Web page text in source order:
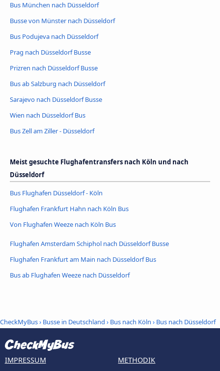
Bus München nach Düsseldorf
Busse von Münster nach Düsseldorf
Bus Podujeva nach Düsseldorf
Prag nach Düsseldorf Busse
Prizren nach Düsseldorf Busse
Bus ab Salzburg nach Düsseldorf
Sarajevo nach Düsseldorf Busse
Wien nach Düsseldorf Bus
Bus Zell am Ziller - Düsseldorf
Meist gesuchte Flughafentransfers nach Köln und nach
Düsseldorf
Bus Flughafen Düsseldorf - Köln
Flughafen Frankfurt Hahn nach Köln Bus
Von Flughafen Weeze nach Köln Bus
Flughafen Amsterdam Schiphol nach Düsseldorf Busse
Flughafen Frankfurt am Main nach Düsseldorf Bus
Bus ab Flughafen Weeze nach Düsseldorf
CheckMyBus› Busse in Deutschland › Bus nach Köln › Bus nach Düsseldorf
IMPRESSUM
METHODIK